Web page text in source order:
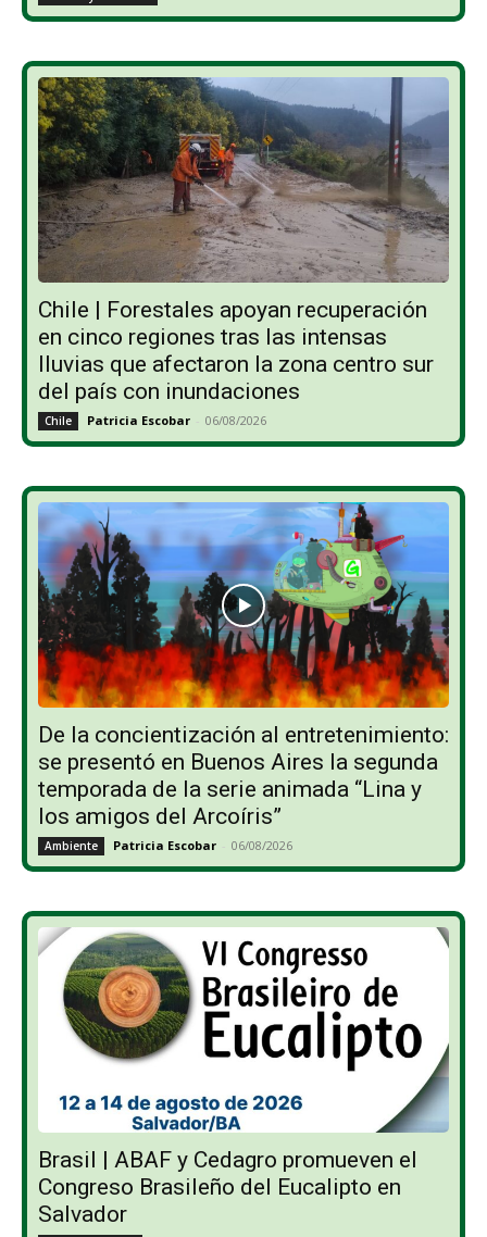
Chile | Forestales apoyan recuperación
en cinco regiones tras las intensas
lluvias que afectaron la zona centro sur
del país con inundaciones
Chile Patricia Escobar - 06/08/2026
De la concientización al entretenimiento:
se presentó en Buenos Aires la segunda
temporada de la serie animada “Lina y
los amigos del Arcoíris”
Ambiente Patricia Escobar - 06/08/2026
Brasil | ABAF y Cedagro promueven el
Congreso Brasileño del Eucalipto en
Salvador